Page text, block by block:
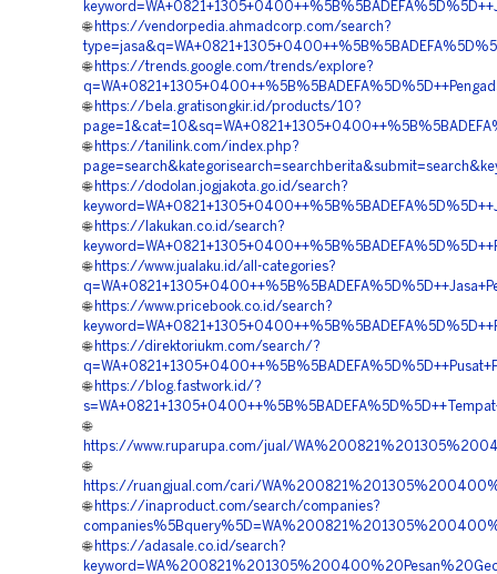
🌐 https://vendorpedia.ahmadcorp.com/search?
🌐 https://trends.google.com/trends/explore?
🌐 https://bela.gratisongkir.id/products/10?
🌐 https://tanilink.com/index.php?
🌐 https://dodolan.jogjakota.go.id/search?
🌐 https://lakukan.co.id/search?
🌐 https://www.jualaku.id/all-categories?
🌐 https://www.pricebook.co.id/search?
🌐 https://direktoriukm.com/search/?
🌐 https://blog.fastwork.id/?
🌐
https://www.ruparupa.com/jual/
🌐
https://ruangjual.com/cari/
🌐 https://inaproduct.com/search/companies?
🌐 https://adasale.co.id/search?